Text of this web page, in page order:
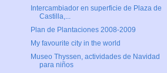
Intercambiador en superficie de Plaza de
Castilla,...
Plan de Plantaciones 2008-2009
My favourite city in the world
Museo Thyssen, actividades de Navidad
para niños